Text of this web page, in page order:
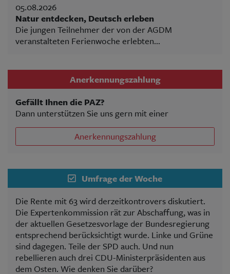
05.08.2026
Natur entdecken, Deutsch erleben
Die jungen Teilnehmer der von der AGDM
veranstalteten Ferienwoche erlebten...
Anerkennungszahlung
Gefällt Ihnen die PAZ?
Dann unterstützen Sie uns gern mit einer
Anerkennungszahlung
Umfrage der Woche
Die Rente mit 63 wird derzeitkontrovers diskutiert.
Die Expertenkommission rät zur Abschaffung, was in
der aktuellen Gesetzesvorlage der Bundesregierung
entsprechend berücksichtigt wurde. Linke und Grüne
sind dagegen. Teile der SPD auch. Und nun
rebellieren auch drei CDU-Ministerpräsidenten aus
dem Osten. Wie denken Sie darüber?